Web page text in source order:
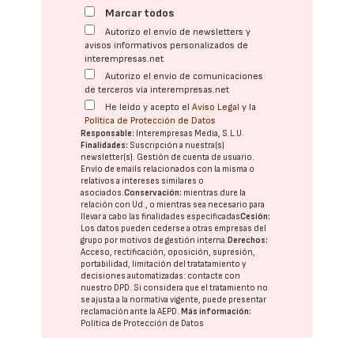
Marcar todos
Autorizo el envío de newsletters y
avisos informativos personalizados de
interempresas.net
Autorizo el envío de comunicaciones
de terceros vía interempresas.net
He leído y acepto elAviso Legal y la
Política de Protección de Datos
Responsable: Interempresas Media, S.L.U.
Finalidades: Suscripción a nuestra(s)
newsletter(s). Gestión de cuenta de usuario.
Envío de emails relacionados con la misma o
relativos a intereses similares o
asociados.Conservación: mientras dure la
relación con Ud., o mientras sea necesario para
llevar a cabo las finalidades especificadasCesión:
Los datos pueden cederse a otras empresas del
grupo por motivos de gestión interna.Derechos:
Acceso, rectificación, oposición, supresión,
portabilidad, limitación del tratatamiento y
decisiones automatizadas: contacte con
nuestro DPD. Si considera que el tratamiento no
se ajusta a la normativa vigente, puede presentar
reclamación ante laAEPD.Más información:
Política de Protección de Datos